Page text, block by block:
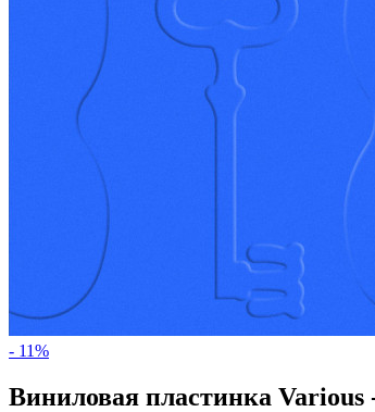
- 11%
Виниловая пластинка